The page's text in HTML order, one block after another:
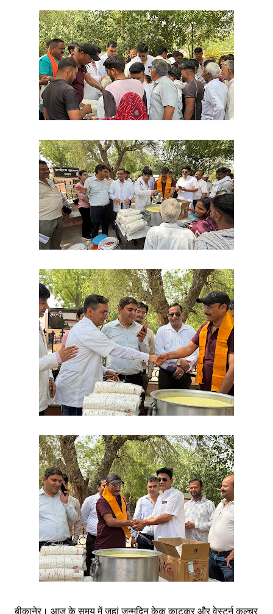
बीकानेर। आज के समय में जहां जन्मदिन केक काटकर और वेस्टर्न कल्चर